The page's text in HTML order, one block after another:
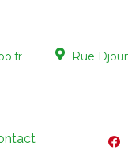
Rue